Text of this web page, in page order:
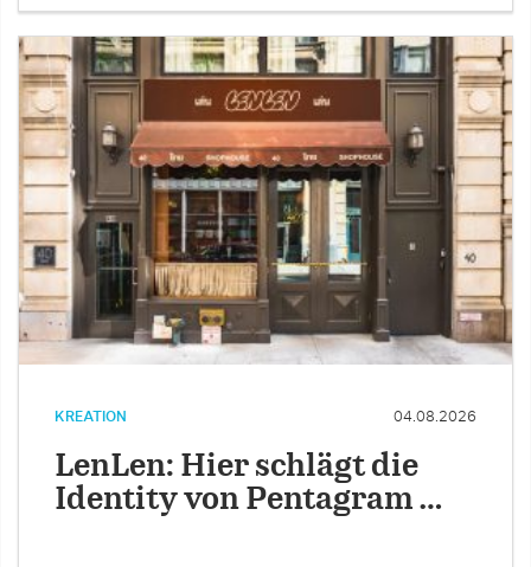
KREATION 04.08.2026
LenLen: Hier schlägt die
Identity von Pentagram …